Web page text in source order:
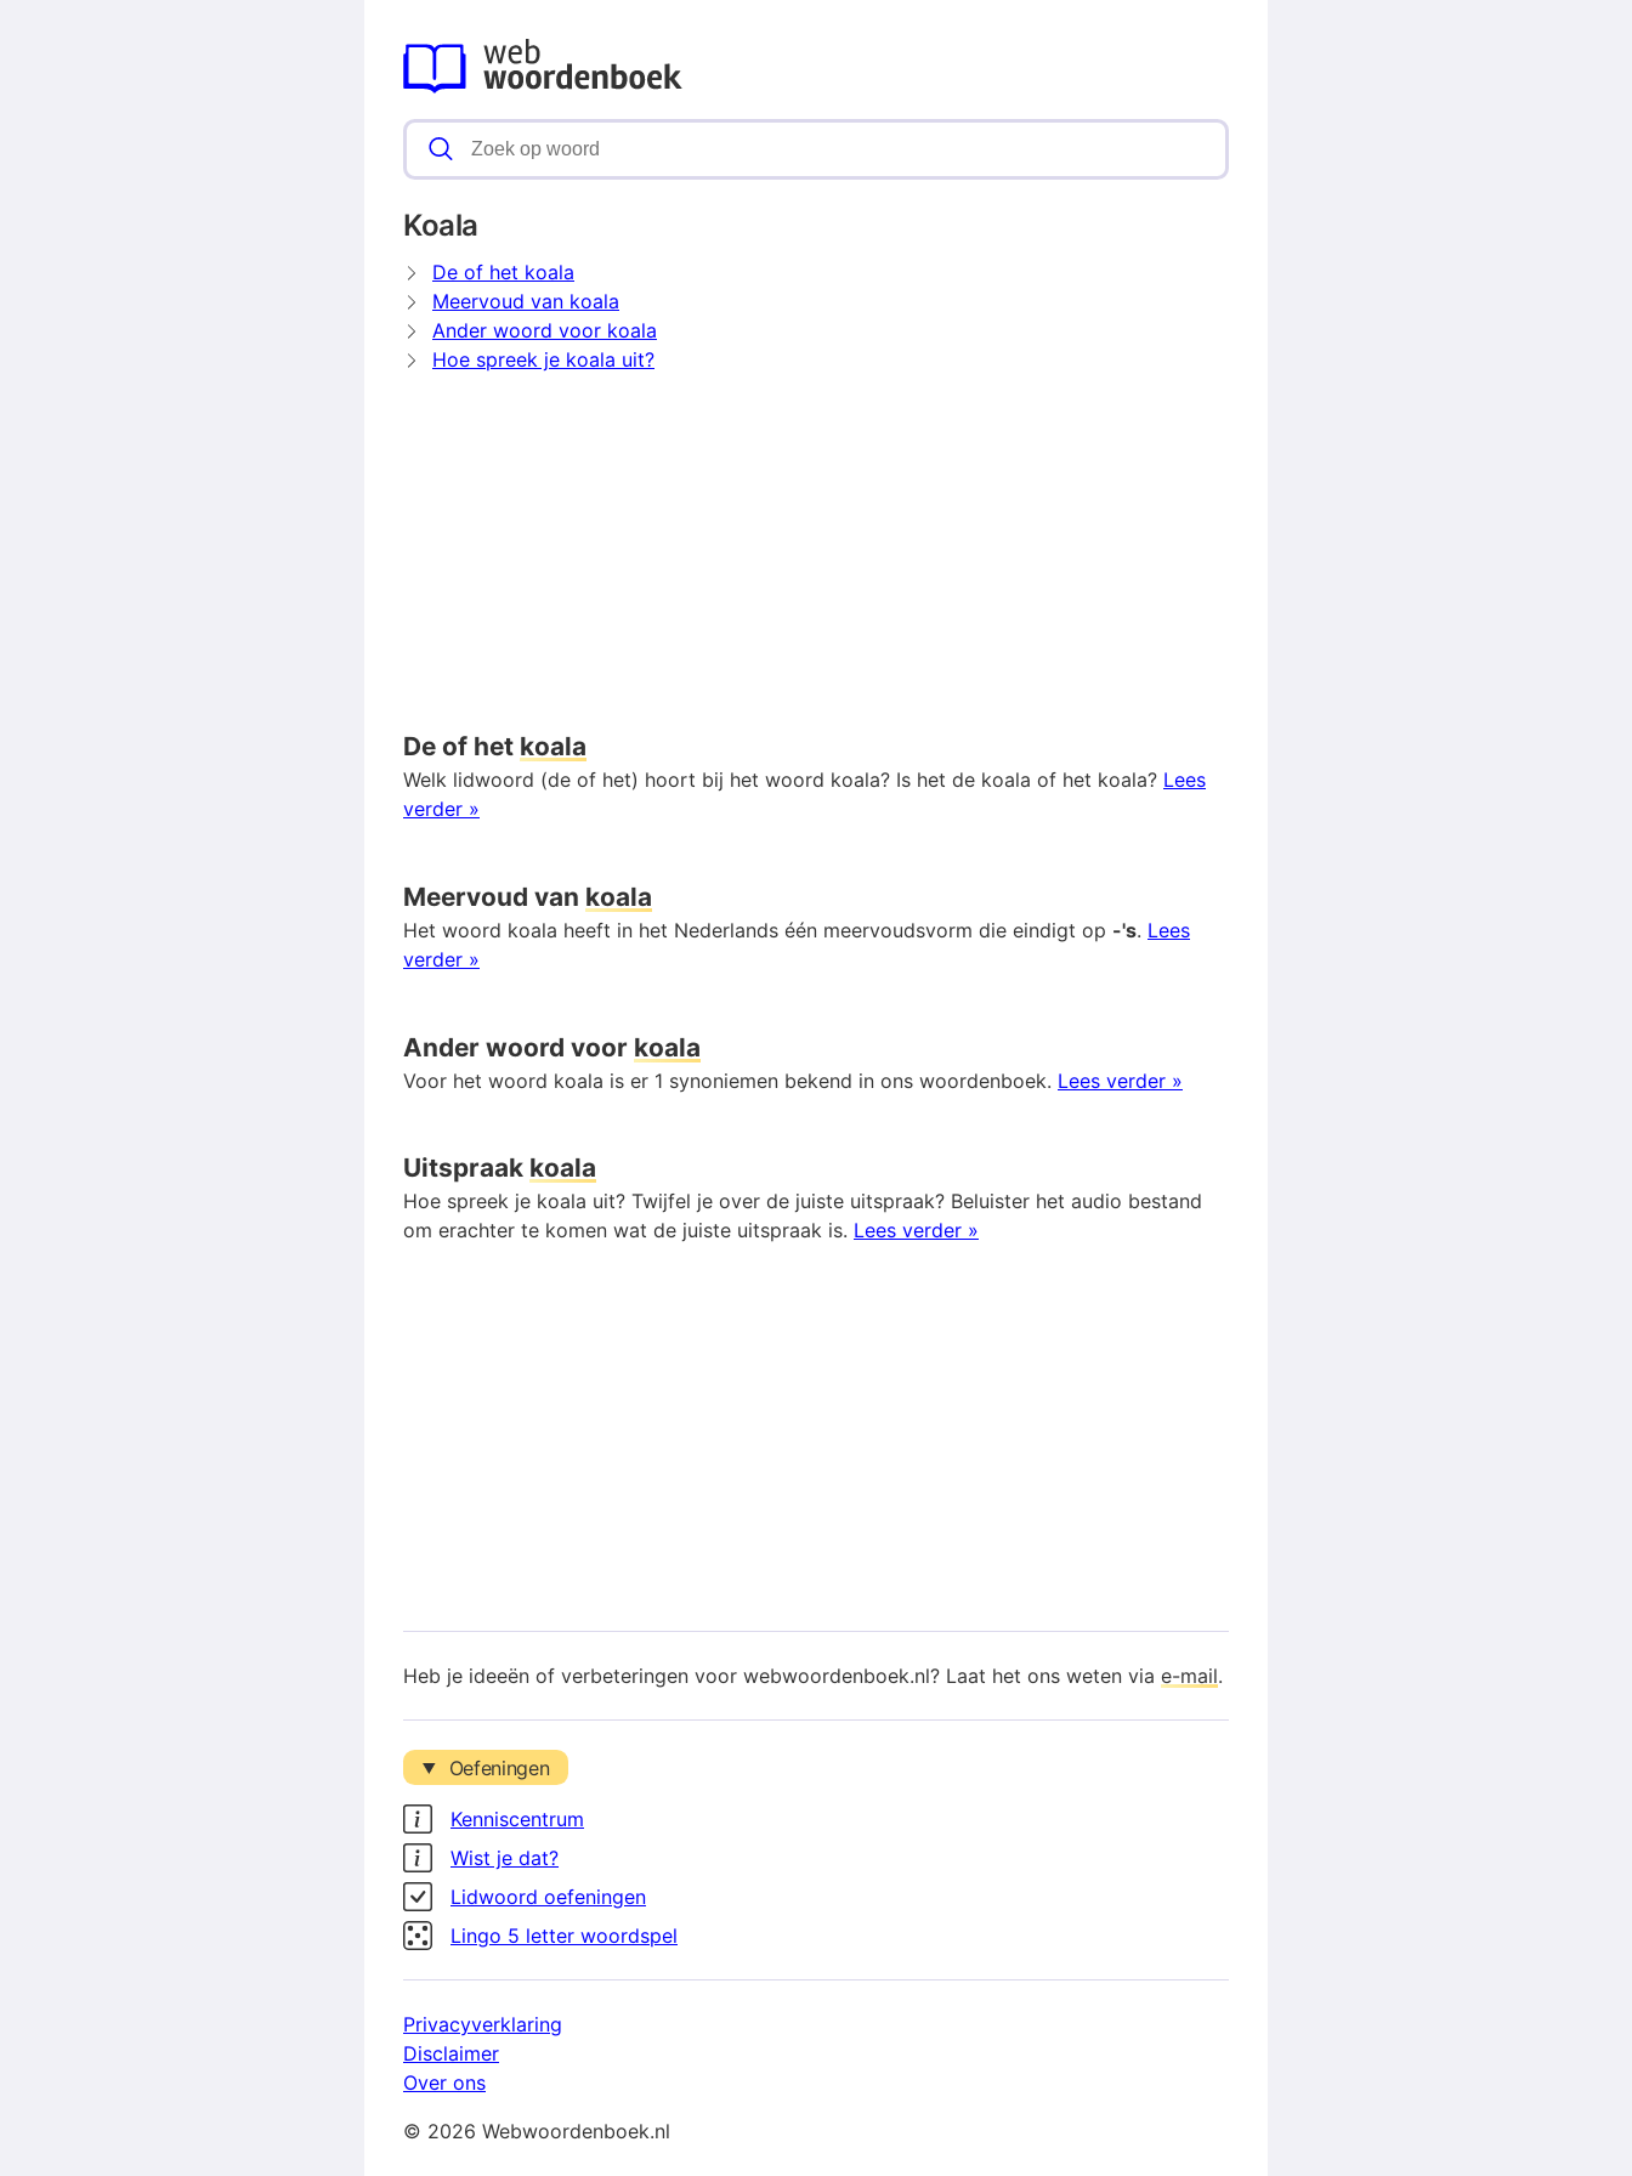
Koala
De of het koala
Meervoud van koala
Ander woord voor koala
Hoe spreek je koala uit?
De of het koala
Welk lidwoord (de of het) hoort bij het woord koala? Is het de koala of het koala? Lees
verder »
Meervoud van koala
Het woord koala heeft in het Nederlands één meervoudsvorm die eindigt op -'s. Lees
verder »
Ander woord voor koala
Voor het woord koala is er 1 synoniemen bekend in ons woordenboek. Lees verder »
Uitspraak koala
Hoe spreek je koala uit? Twijfel je over de juiste uitspraak? Beluister het audio bestand
om erachter te komen wat de juiste uitspraak is. Lees verder »
Heb je ideeën of verbeteringen voor webwoordenboek.nl? Laat het ons weten via e-mail.
Oefeningen
Kenniscentrum
Wist je dat?
Lidwoord oefeningen
Lingo 5 letter woordspel
Privacyverklaring
Disclaimer
Over ons
© 2026 Webwoordenboek.nl